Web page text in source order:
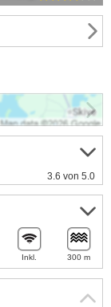
3.6 von 5.0
Inkl. 300 m